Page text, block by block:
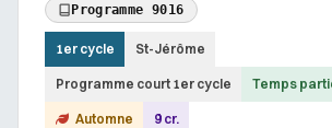
Programme 9016
1er cycle St-Jérôme
Programme court 1er cycle Temps
Automne 9 cr.